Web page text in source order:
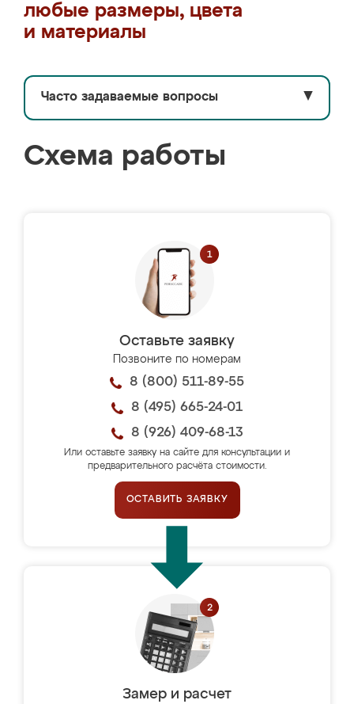
любые размеры, цвета
и материалы
Часто задаваемые вопросы ▼
Схема работы
Оставьте заявку
Позвоните по номерам
8 (800) 511-89-55
8 (495) 665-24-01
8 (926) 409-68-13
Или оставьте заявку на сайте для консультации и
предварительного расчёта стоимости.
ОСТАВИТЬ ЗАЯВКУ
Замер и расчет